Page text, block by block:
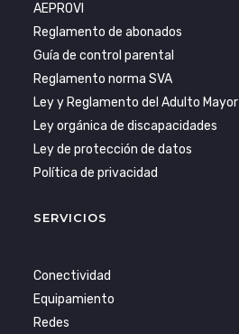
AEPROVI
Reglamento de abonados
Guía de control parental
Reglamento norma SVA
Ley y Reglamento del Adulto Mayor
Ley orgánica de discapacidades
Ley de protección de datos
Política de privacidad
SERVICIOS
Conectividad
Equipamiento
Redes